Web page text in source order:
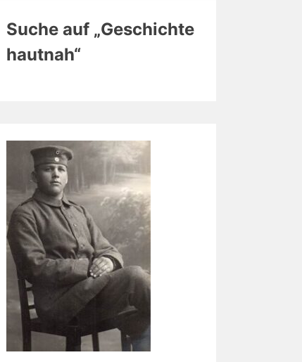
Suche auf „Geschichte
hautnah“